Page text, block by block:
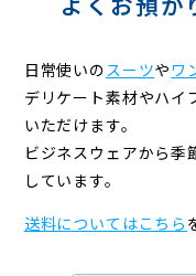
日常使いの スーツやワ
デリケート素材やハイ
いただけます。
ビジネスウェアから季
しています。
送料についてはこちら